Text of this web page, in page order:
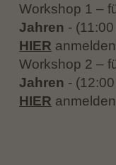
Workshop 1 –
Jahren -
HIER
Workshop 2 –
Jahren -
HIER